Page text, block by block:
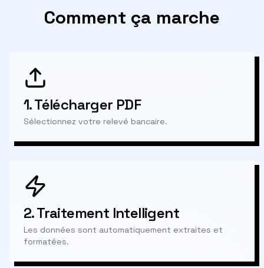
Comment ça marche
1.Télécharger PDF
Sélectionnez votre relevé bancaire.
2.Traitement Intelligent
Les données sont automatiquement extraites et
formatées.